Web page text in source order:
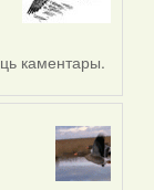
каментары.